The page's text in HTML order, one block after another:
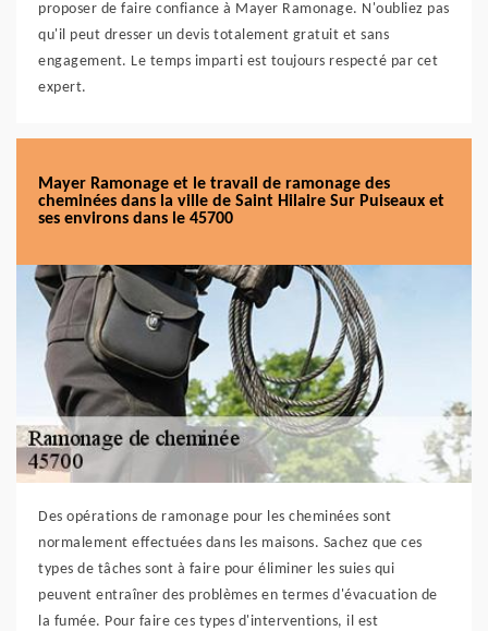
proposer de faire confiance à Mayer Ramonage. N'oubliez pas
qu'il peut dresser un devis totalement gratuit et sans
engagement. Le temps imparti est toujours respecté par cet
expert.
Mayer Ramonage et le travail de ramonage des
cheminées dans la ville de Saint Hilaire Sur Puiseaux et
ses environs dans le 45700
Des opérations de ramonage pour les cheminées sont
normalement effectuées dans les maisons. Sachez que ces
types de tâches sont à faire pour éliminer les suies qui
peuvent entraîner des problèmes en termes d'évacuation de
la fumée. Pour faire ces types d'interventions, il est